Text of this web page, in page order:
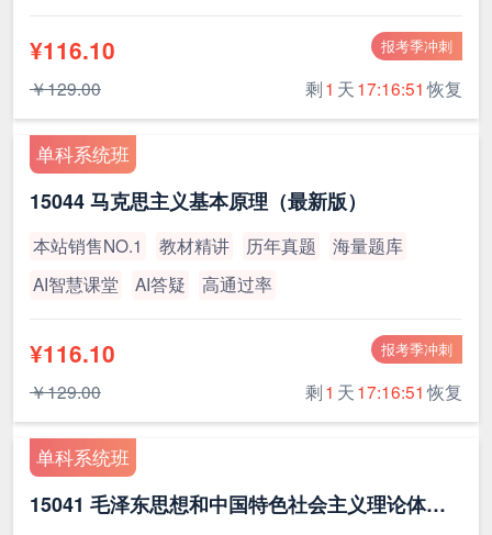
报考季冲刺
¥116.10
￥129.00 剩1 天17:16:51 恢复
单科系统班
15044 马克思主义基本原理（最新版）
本站销售NO.1 教材精讲 历年真题
海量题库
AI智慧课堂
AI答疑 高通过率
报考季冲刺
¥116.10
￥129.00 剩1 天17:16:51 恢复
单科系统班
15041 毛泽东思想和中国特色社会主义理论体系概论（最新版）